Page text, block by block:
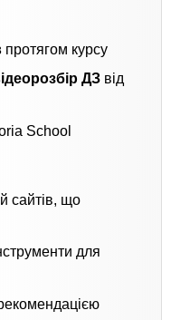
протягом курсу
ДЗвід
School
сайтів, що
для